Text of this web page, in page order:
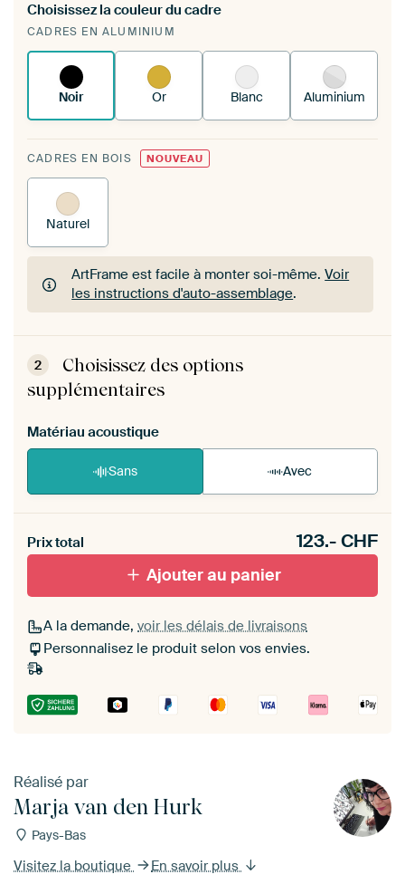
Vous tendez une nouvelle impression dans
votre cadre d'art existant
fonctionne.
Choisissez la couleur du cadre
CADRES EN ALUMINIUM
Noir Or Blanc Aluminium
CADRES EN BOIS NOUVEAU
Naturel
ArtFrame est facile à monter soi-même.Voir
les instructions d'auto-assemblage.
ArtFrame est facile à monter soi-même.Voir
les instructions d'auto-assemblage
2
supplémentaires
Matériau acoustique
Sans Avec
materiaal toe aan je ArtFrame set.
Prix total 123.-CHF
Ajouter au panier
A la demande, voir les délais de livraisons
Personnalisez le produit selon vos envies.
Réalisé par
Marja van den Hurk
Pays-Bas
Visitez la boutique En savoir plus